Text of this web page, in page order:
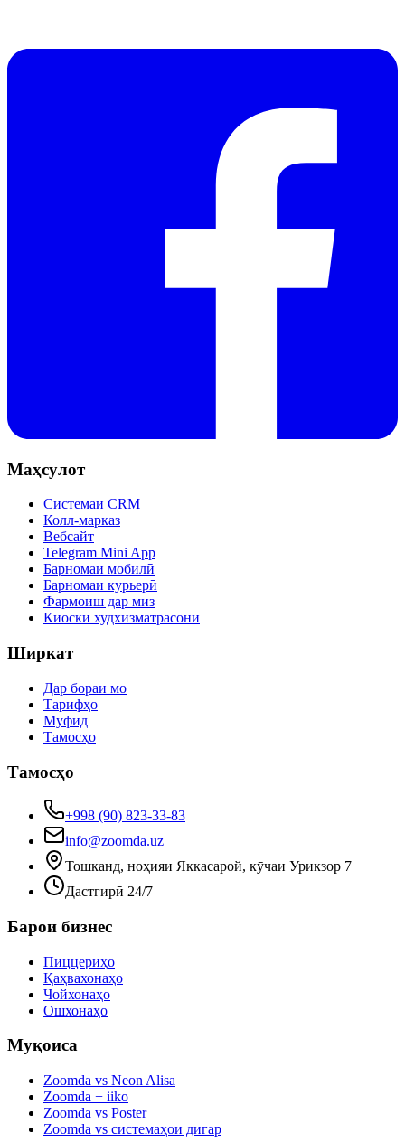
Маҳсулот
Системаи CRM
Колл-марказ
Вебсайт
Telegram Mini App
Барномаи мобилӣ
Барномаи курьерӣ
Фармоиш дар миз
Киоски худхизматрасонӣ
Ширкат
Дар бораи мо
Тарифҳо
Муфид
Тамосҳо
Тамосҳо
+998 (90) 823-33-83
info@zoomda.uz
Тошканд, ноҳияи Яккасарой, кӯчаи Урикзор 7
Дастгирӣ 24/7
Барои бизнес
Пиццериҳо
Қаҳвахонаҳо
Чойхонаҳо
Ошхонаҳо
Муқоиса
Zoomda vs Neon Alisa
Zoomda + iiko
Zoomda vs Poster
Zoomda vs системаҳои дигар